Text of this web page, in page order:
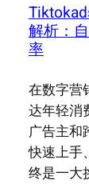
解析：
率
在数字营
达年轻消
广告主和
快速上手
终是一大